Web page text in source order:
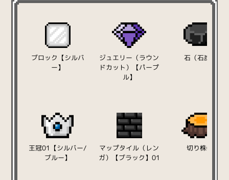
ブロック【シルバ
ー】
ジュエリー（ラウン
ドカット）【パープ
ル】
石（石炭）
王冠01【シルバー/
ブルー】
マップタイル（レン
ガ）【ブラック】01
切り株01